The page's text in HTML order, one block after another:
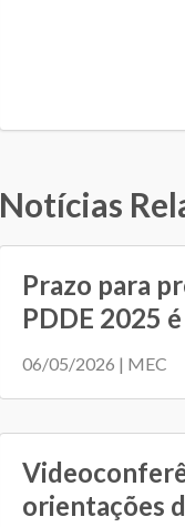
Notícias
Prazo para
PDDE 2025 é
06/05/2026 | MEC
orientações